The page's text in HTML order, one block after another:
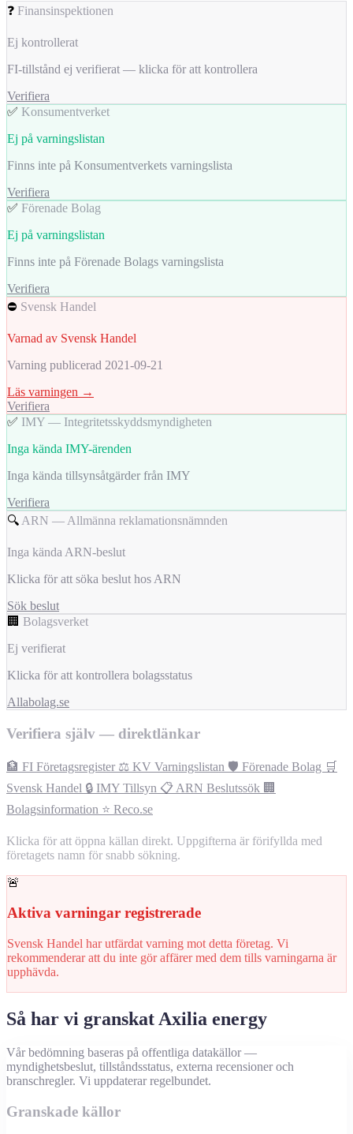
❓ Finansinspektionen
Ej kontrollerat
FI-tillstånd ej verifierat — klicka för att kontrollera
Verifiera
✅ Konsumentverket
Ej på varningslistan
Finns inte på Konsumentverkets varningslista
Verifiera
✅ Förenade Bolag
Ej på varningslistan
Finns inte på Förenade Bolags varningslista
Verifiera
⛔ Svensk Handel
Varnad av Svensk Handel
Varning publicerad 2021-09-21
Läs varningen →
Verifiera
✅ IMY — Integritetsskyddsmyndigheten
Inga kända IMY-ärenden
Inga kända tillsynsåtgärder från IMY
Verifiera
🔍 ARN — Allmänna reklamationsnämnden
Inga kända ARN-beslut
Klicka för att söka beslut hos ARN
Sök beslut
🏢 Bolagsverket
Ej verifierat
Klicka för att kontrollera bolagsstatus
Allabolag.se
Verifiera själv — direktlänkar
🏦 FI Företagsregister ⚖️ KV Varningslistan 🛡️ Förenade Bolag 🛒
Svensk Handel 🔒 IMY Tillsyn 📋 ARN Beslutssök 🏢
Bolagsinformation ⭐ Reco.se
Klicka för att öppna källan direkt. Uppgifterna är förifyllda med
företagets namn för snabb sökning.
🚨
Aktiva varningar registrerade
Svensk Handel har utfärdat varning mot detta företag. Vi
rekommenderar att du inte gör affärer med dem tills varningarna är
upphävda.
Så har vi granskat Axilia energy
Vår bedömning baseras på offentliga datakällor —
myndighetsbeslut, tillståndsstatus, externa recensioner och
branschregler. Vi uppdaterar regelbundet.
Granskade källor